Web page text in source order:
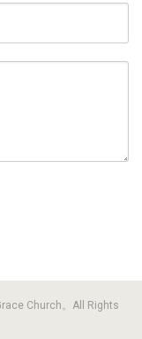
Church。All Rights